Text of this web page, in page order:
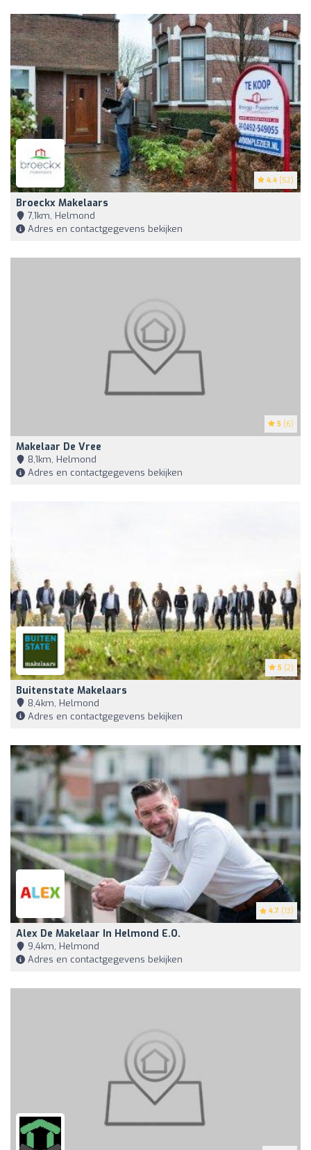
4.4 (52)
Broeckx Makelaars
7,1km, Helmond
Adres en contactgegevens bekijken
5 (6)
Makelaar De Vree
8,1km, Helmond
Adres en contactgegevens bekijken
5 (2)
Buitenstate Makelaars
8,4km, Helmond
Adres en contactgegevens bekijken
4.7 (13)
Alex De Makelaar In Helmond E.o.
9,4km, Helmond
Adres en contactgegevens bekijken